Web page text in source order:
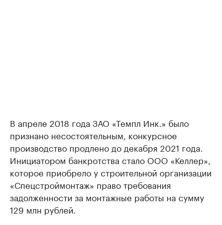
В апреле 2018 года ЗАО «Темпл Инк.» было
признано несостоятельным, конкурсное
производство продлено до декабря 2021 года.
Инициатором банкротства стало ООО «Келлер»,
которое приобрело у строительной организации
«Спецстроймонтаж» право требования
задолженности за монтажные работы на сумму
129 млн рублей.